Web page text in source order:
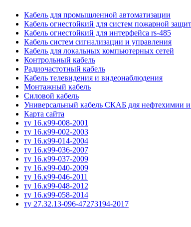
Кабель для промышленной автоматизации
Кабель огнестойкий для систем пожарной
Кабель огнестойкий для интерфейса rs-485
Кабель систем сигнализации и управления
Кабель для локальных компьютерных сетей
Контрольный кабель
Радиочастотный кабель
Кабель телевидения и видеонаблюдения
Монтажный кабель
Силовой кабель
Универсальный кабель СКАБ для нефтехимии и
Карта сайта
ту 16.к99-008-2001
ту 16.к99-002-2003
ту 16.к99-014-2004
ту 16.к99-036-2007
ту 16.к99-037-2009
ту 16.к99-040-2009
ту 16.к99-046-2011
ту 16.к99-048-2012
ту 16.к99-058-2014
ту 27.32.13-096-47273194-2017